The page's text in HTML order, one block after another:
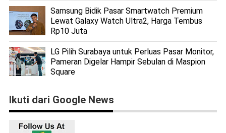
Samsung Bidik Pasar Smartwatch Premium
Lewat Galaxy Watch Ultra2, Harga Tembus
Rp10 Juta
LG Pilih Surabaya untuk Perluas Pasar Monitor,
Pameran Digelar Hampir Sebulan di Maspion
Square
Ikuti dari Google News